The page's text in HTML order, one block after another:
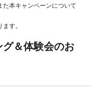
た本キャンペーンについて
す。
＆体験会のお